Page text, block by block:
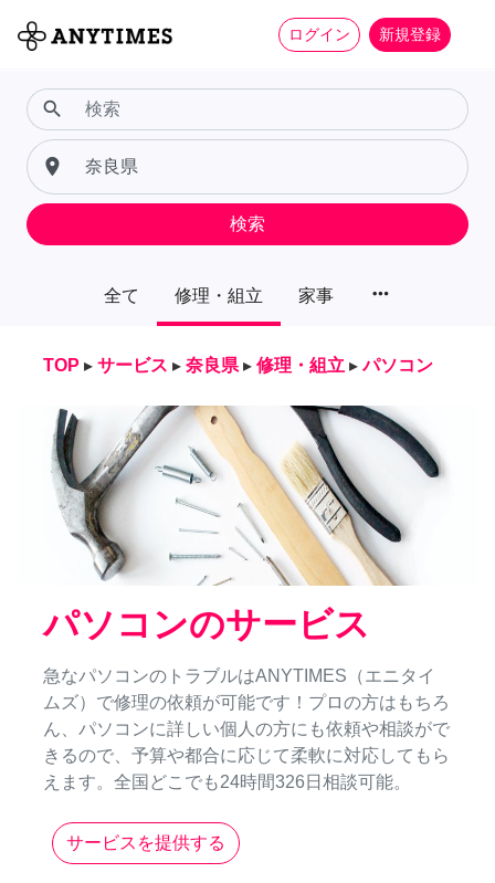
ログイン 新規登録
全て 修理・組立 家事 more_horiz
search
place
検索
TOP ▸ サービス ▸ 奈良県 ▸ 修理・組立 ▸ パソコン
パソコンのサービス
急なパソコンのトラブルはANYTIMES（エニタイ
ムズ）で修理の依頼が可能です！プロの方はもちろ
ん、パソコンに詳しい個人の方にも依頼や相談がで
きるので、予算や都合に応じて柔軟に対応してもら
えます。全国どこでも24時間326日相談可能。
サービスを提供する